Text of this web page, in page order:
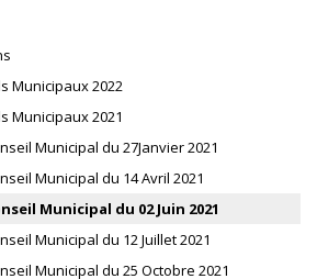
Municipaux 2022
Municipaux 2021
Municipal du 27Janvier 2021
Municipal du 14 Avril 2021
Municipal du 02 Juin 2021
Municipal du 12 Juillet 2021
Municipal du 25 Octobre 2021